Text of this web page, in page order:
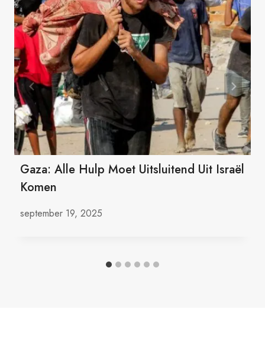
Gaza: Alle Hulp Moet Uitsluitend Uit Israël
Komen
september 19, 2025